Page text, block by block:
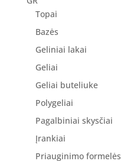
Topai
Bazės
Geliniai lakai
Geliai
Geliai buteliuke
Polygeliai
Pagalbiniai skysčiai
Įrankiai
Priauginimo formelės